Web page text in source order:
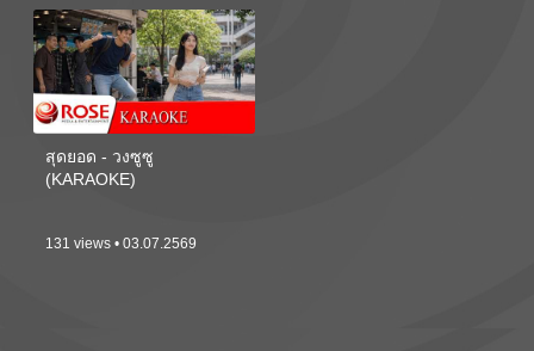
สุดยอด - วงซูซู
(KARAOKE)
131 views • 03.07.2569